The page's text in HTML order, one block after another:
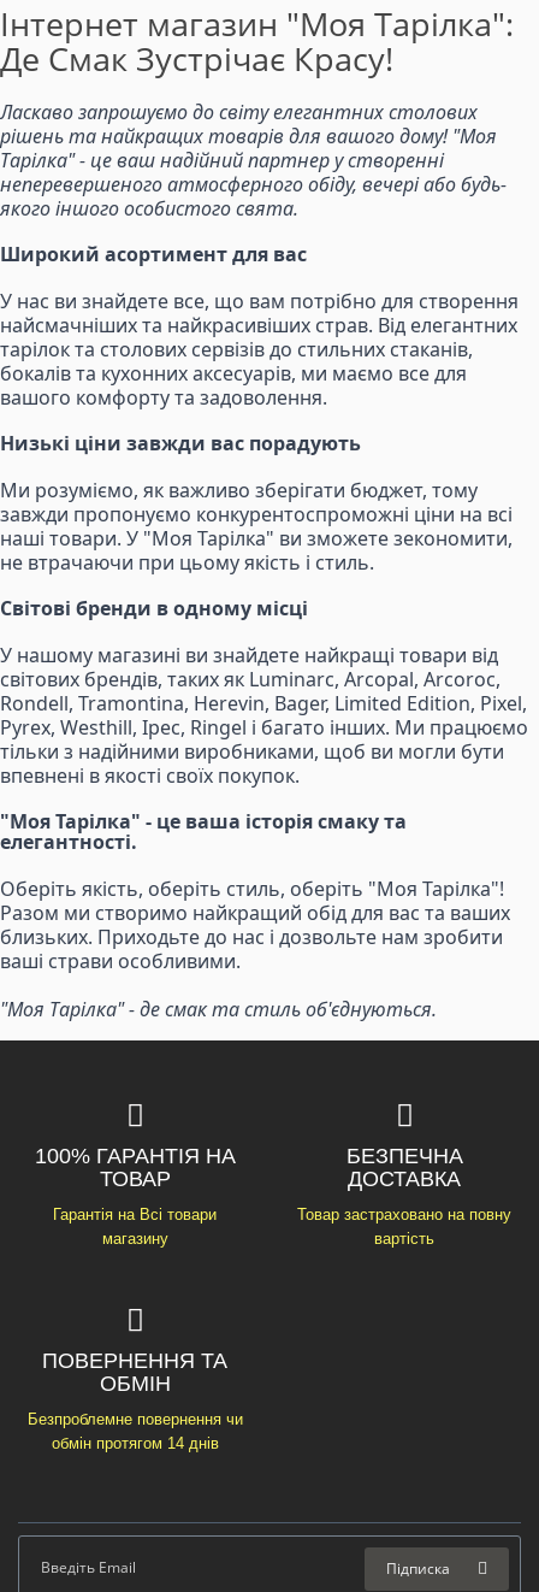
Інтернет магазин "Моя Тарілка":
Де Смак Зустрічає Красу!
Ласкаво запрошуємо до світу елегантних столових
рішень та найкращих товарів для вашого дому! "Моя
Тарілка" - це ваш надійний партнер у створенні
неперевершеного атмосферного обіду, вечері або будь-
якого іншого особистого свята.
Широкий асортимент для вас
У нас ви знайдете все, що вам потрібно для створення
найсмачніших та найкрасивіших страв. Від елегантних
тарілок та столових сервізів до стильних стаканів,
бокалів та кухонних аксесуарів, ми маємо все для
вашого комфорту та задоволення.
Низькі ціни завжди вас порадують
Ми розуміємо, як важливо зберігати бюджет, тому
завжди пропонуємо конкурентоспроможні ціни на всі
наші товари. У "Моя Тарілка" ви зможете зекономити,
не втрачаючи при цьому якість і стиль.
Світові бренди в одному місці
У нашому магазині ви знайдете найкращі товари від
світових брендів, таких як Luminarc, Arcopal, Arcoroc,
Rondell, Tramontina, Herevin, Bager, Limited Edition, Pixel,
Pyrex, Westhill, Ipec, Ringel і багато інших. Ми працюємо
тільки з надійними виробниками, щоб ви могли бути
впевнені в якості своїх покупок.
"Моя Тарілка" - це ваша історія смаку та
елегантності.
Оберіть якість, оберіть стиль, оберіть "Моя Тарілка"!
Разом ми створимо найкращий обід для вас та ваших
близьких. Приходьте до нас і дозвольте нам зробити
ваші страви особливими.
"Моя Тарілка" - де смак та стиль об'єднуються.
100% ГАРАНТІЯ НА
ТОВАР
Гарантія на Всі товари
магазину
БЕЗПЕЧНА
ДОСТАВКА
Товар застраховано на повну
вартість
ПОВЕРНЕННЯ ТА
ОБМІН
Безпроблемне повернення чи
обмін протягом 14 днів
Підписка